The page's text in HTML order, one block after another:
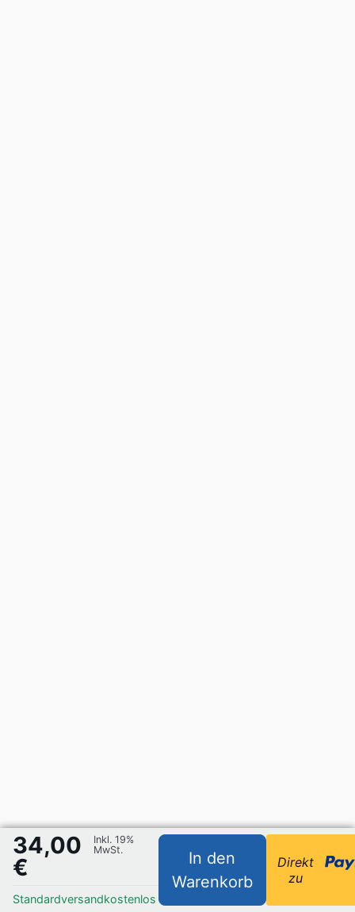
34,00
€
Inkl. 19%
MwSt.
Standardversandkostenlos
In den
Warenkorb
Direkt
zu